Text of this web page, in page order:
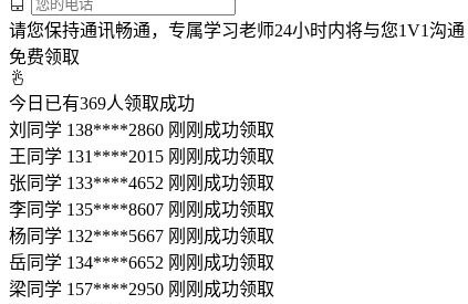
请您保持通讯畅通，专属学习老师24小时内将与您1V1沟通
免费领取
今日已有369人领取成功
刘同学 138****2860 刚刚成功领取
王同学 131****2015 刚刚成功领取
张同学 133****4652 刚刚成功领取
李同学 135****8607 刚刚成功领取
杨同学 132****5667 刚刚成功领取
岳同学 134****6652 刚刚成功领取
梁同学 157****2950 刚刚成功领取